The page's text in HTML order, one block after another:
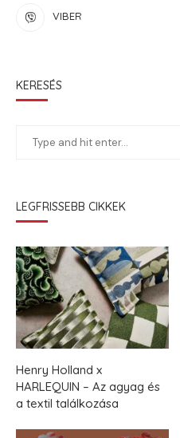
VIBER
KERESÉS
LEGFRISSEBB CIKKEK
Henry Holland x
HARLEQUIN – Az agyag és
a textil találkozása